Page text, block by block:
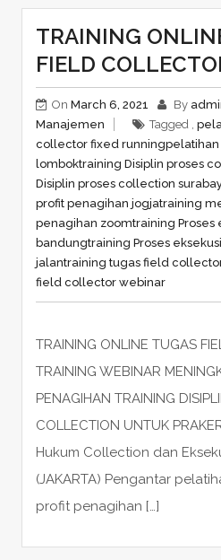
TRAINING
FIELD
On March 6, 2021 By
Manajemen
Tagged ,
collector fixed running
lomboktraining Disiplin proses
Disiplin proses collection
profit penagihan jogjatraining
penagihan zoomtraining Proses
bandungtraining Proses
jalantraining tugas field
field collector webinar
TRAINING ONLINE TUGAS
TRAINING WEBINAR
PENAGIHAN TRAINING
COLLECTION UNTUK
Hukum Collection dan
(JAKARTA) Pengantar
profit penagihan […]